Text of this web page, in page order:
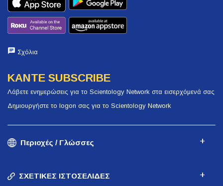
Σχόλια
ΚΑΝΤΕ SUBSCRIBE
Λάβετε ενημερώσεις για το Scientology Network στα εισερχόμενά σας
Δημιουργήστε το logon σας για το Scientology Network
Περιοχές / Γλώσσες
ΣΧΕΤΙΚΕΣ ΙΣΤΟΣΕΛΙΔΕΣ